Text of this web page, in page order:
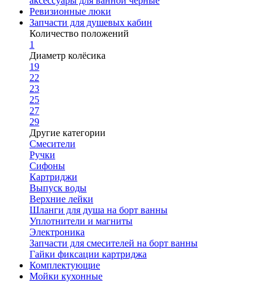
Ревизионные люки
Запчасти для душевых кабин
Количество положений
1
Диаметр колёсика
19
22
23
25
27
29
Другие категории
Смесители
Ручки
Сифоны
Картриджи
Выпуск воды
Верхние лейки
Шланги для душа на борт ванны
Уплотнители и магниты
Электроника
Запчасти для смесителей на борт ванны
Гайки фиксации картриджа
Комплектующие
Мойки кухонные